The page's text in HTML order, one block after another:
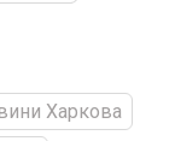
Харкова